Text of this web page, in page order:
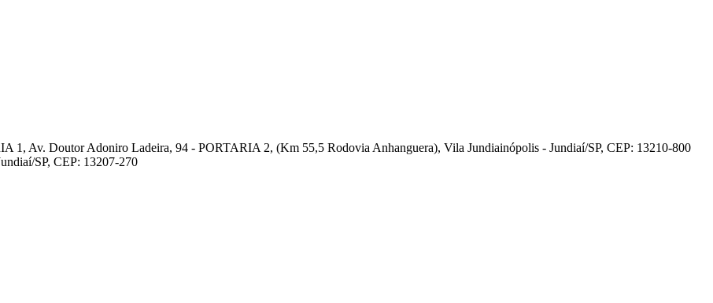
1, Av. Doutor Adoniro Ladeira, 94 - PORTARIA 2, (Km 55,5 Rodovia Anhanguera), Vila Jundiainópolis - Jundiaí/SP, CEP: 13210-800
SP, CEP: 13207-270